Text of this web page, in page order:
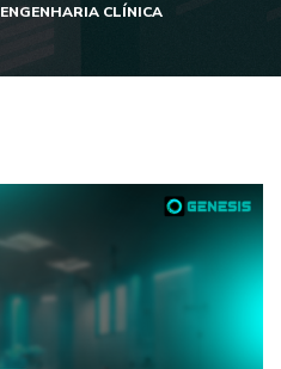
ENGENHARIA CLÍNICA